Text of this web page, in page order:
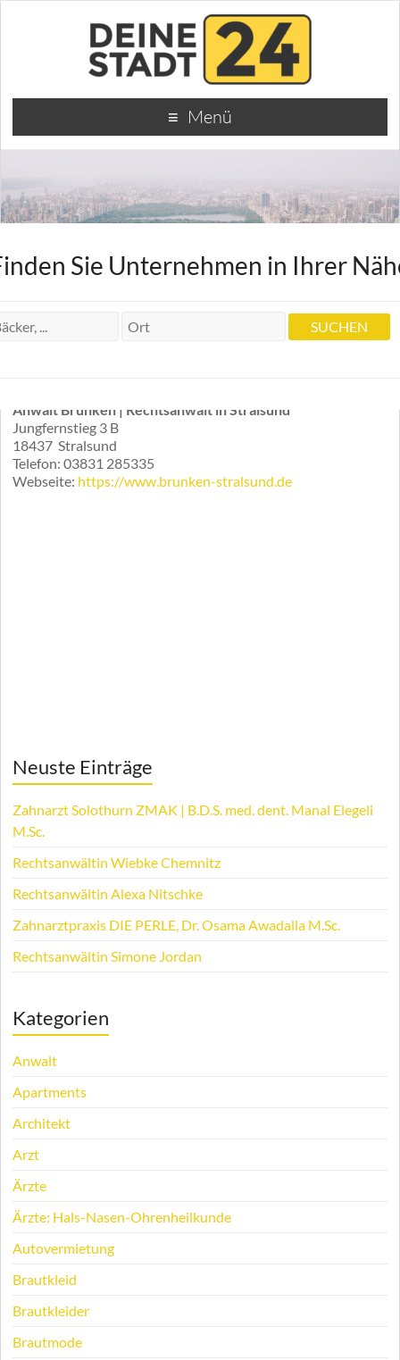
Menü
Stralsund
Sie Unternehmen in Ihrer
Anwalt Brunken | Rechtsanwalt in Stralsund
Jungfernstieg 3 B
18437 Stralsund
Telefon:03831 285335
Webseite: https://www.brunken-stralsund.de
Neuste Einträge
Zahnarzt Solothurn ZMAK | B.D.S. med. dent. Manal Elegeli
M.Sc.
Rechtsanwältin Wiebke Chemnitz
Rechtsanwältin Alexa Nitschke
Zahnarztpraxis DIE PERLE, Dr. Osama Awadalla M.Sc.
Rechtsanwältin Simone Jordan
Kategorien
Anwalt
Apartments
Architekt
Arzt
Ärzte
Ärzte: Hals-Nasen-Ohrenheilkunde
Autovermietung
Brautkleid
Brautkleider
Brautmode